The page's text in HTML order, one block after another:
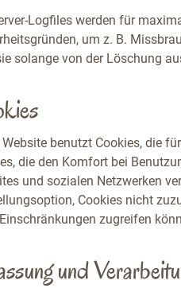
Logfiles werden für
um z. B.
solange von der Löschung
Website benutzt Cookies, die
die den Komfort bei
und sozialen Netzwerken
Cookies nicht
zugreifen
und